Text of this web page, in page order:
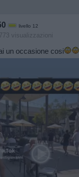
livello 12
visualizzazioni
un occasione cosi